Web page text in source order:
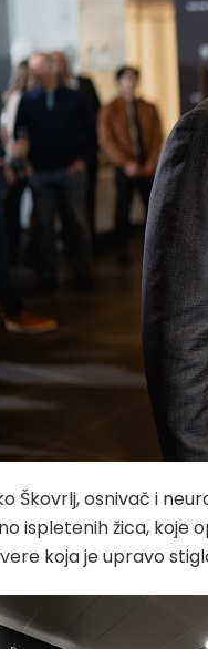
Škovrlj, osnivač i
ispletenih žica, koje
koja je upravo